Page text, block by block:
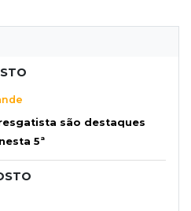
são destaques
5ª